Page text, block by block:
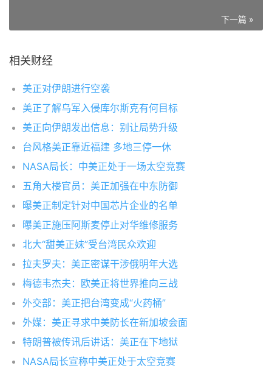
下一篇 »
相关财经
美正对伊朗进行空袭
美正了解乌军入侵库尔斯克有何目标
美正向伊朗发出信息：别让局势升级
台风格美正靠近福建 多地三停一休
NASA局长：中美正处于一场太空竞赛
五角大楼官员：美正加强在中东防御
曝美正制定针对中国芯片企业的名单
曝美正施压阿斯麦停止对华维修服务
北大“甜美正妹”受台湾民众欢迎
拉夫罗夫：美正密谋干涉俄明年大选
梅德韦杰夫：欧美正将世界推向三战
外交部：美正把台湾变成“火药桶”
外媒：美正寻求中美防长在新加坡会面
特朗普被传讯后讲话：美正在下地狱
NASA局长宣称中美正处于太空竞赛